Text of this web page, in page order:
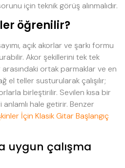
için teknik görüş alınmalıdır.
öğrenilir?
açık akorlar ve şarkı formu
Akor şekillerini tek tek
ortak parmaklar ve en
el teller susturularak çalışılır;
birleştirilir. Sevilen kısa bir
hale getirir. Benzer
İçin Klasik Gitar Başlangıç
uygun çalışma